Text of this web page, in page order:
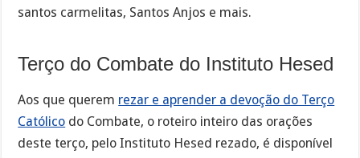
santos carmelitas, Santos Anjos e mais.
Terço do Combate do Instituto Hesed
Aos que querem rezar e aprender a devoção do Terço
Católico do Combate, o roteiro inteiro das orações
deste terço, pelo Instituto Hesed rezado, é disponível